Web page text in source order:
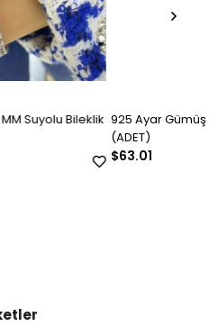
925 Ayar Gümüş Ajda Bilezik